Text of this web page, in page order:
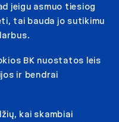
jeigu asmuo tiesiog
tai bauda jo sutikimu
BK nuostatos leis
ir bendrai
kai skambiai